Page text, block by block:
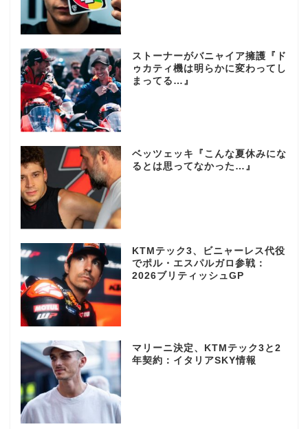
ストーナーがバニャイア擁護『ド
ゥカティ機は明らかに変わってし
まってる…』
ベッツェッキ『こんな夏休みにな
るとは思ってなかった…』
KTMテック3、ビニャーレス代役
でポル・エスパルガロ参戦：
2026ブリティッシュGP
マリーニ決定、KTMテック3と2
年契約：イタリアSKY情報